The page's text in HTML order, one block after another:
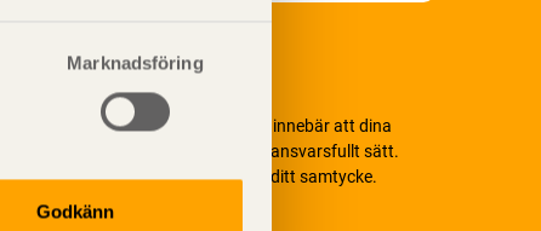
Marknadsföring
Godkänn
värnar om personlig integritet vilket innebär att dina
alltid hanteras på ett ansvarsfullt sätt.
att klicka på skicka lämnar du ditt samtycke.
vårintegritetspolicy.